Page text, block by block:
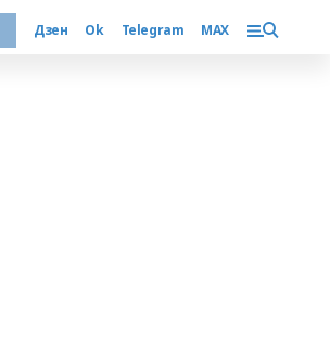
Дзен Ok Telegram MAX